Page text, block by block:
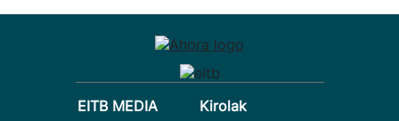
EITB MEDIA
Kirolak